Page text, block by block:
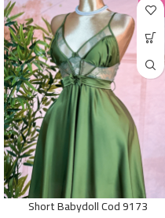
-38%
Short Babydoll Cod 9173